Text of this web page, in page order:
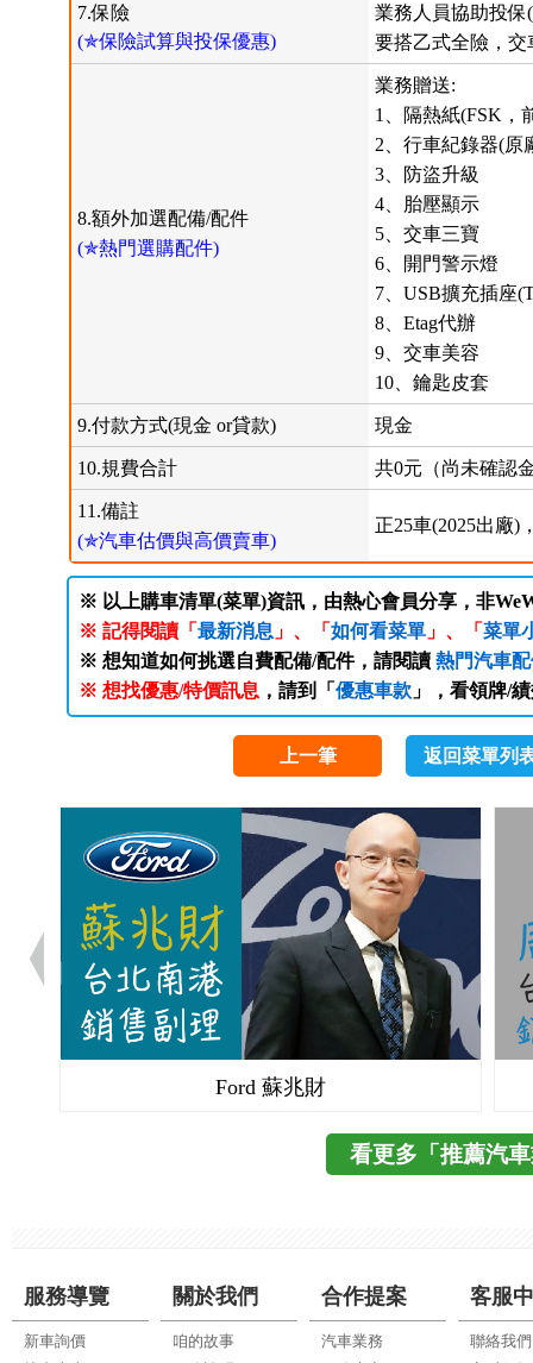
7.保險
(✯保險試算與投保優惠)
業務人員協助投保
要搭乙式全險，交
8.額外加選配備/配件
(✯熱門選購配件)
業務贈送:
1、隔熱紙(FSK，
2、行車紀錄器(原
3、防盜升級
4、胎壓顯示
5、交車三寶
6、開門警示燈
7、USB擴充插座
8、Etag代辦
9、交車美容
10、鑰匙皮套
9.付款方式(現金 or貸款) 現金
10.規費合計 共0元（尚未確認
11.備註
(✯汽車估價與高價賣車)
正25車(2025出廠)
※ 以上購車清單(菜單)資訊，由熱心會員分享，非
※ 記得閱讀「 最新消息 」、「 如何看菜單」、「 菜單
※ 想知道如何挑選自費配備/配件，請閱讀 熱門汽車
※ 想找優惠/特價訊息 ，請到「 優惠車款」，看領牌/
上一筆 返回菜單列
Ford 蘇兆財
看更多「推薦汽
服務導覽
新車詢價
關於我們
咱的故事
合作提案
汽車業務
客服
聯絡我們